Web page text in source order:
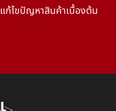
แก้ไขปัญหาสินค้าเบื้องต้น